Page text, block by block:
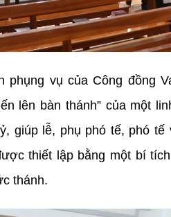
phụng vụ của Công đồng
lên bàn thánh” của một
giúp lễ, phụ phó tế, phó tế
thiết lập bằng một bí
thánh.